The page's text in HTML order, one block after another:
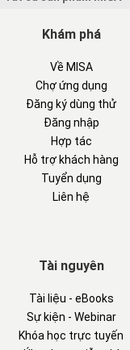
Khám phá
Về MISA
Chợ ứng dụng
Đăng ký dùng thử
Đăng nhập
Hợp tác
Hỗ trợ khách hàng
Tuyển dụng
Liên hệ
Tài nguyên
Tài liệu - eBooks
Sự kiện - Webinar
Khóa học trực tuyến